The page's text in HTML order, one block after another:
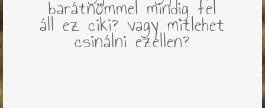
barátnömmel mindig fel
áll ez ciki? vagy mitlehet
csinálni ezellen?